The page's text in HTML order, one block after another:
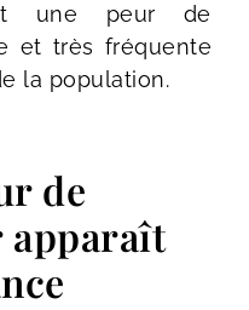
une peur de
et très fréquente
la population.
de
apparaît